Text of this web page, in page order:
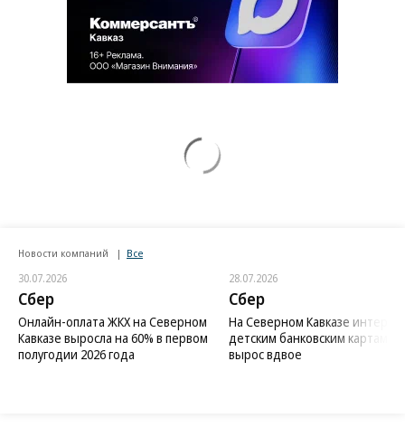
Новости компаний Все
30.07.2026
Сбер
Онлайн-оплата ЖКХ на Северном
Кавказе выросла на 60% в первом
полугодии 2026 года
28.07.2026
Сбер
На Северном Кавказе интерес
детским банковским картам
вырос вдвое